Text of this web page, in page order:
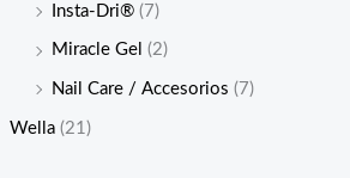
Insta-Dri® (7)
Miracle Gel (2)
Nail Care / Accesorios (7)
Wella (21)